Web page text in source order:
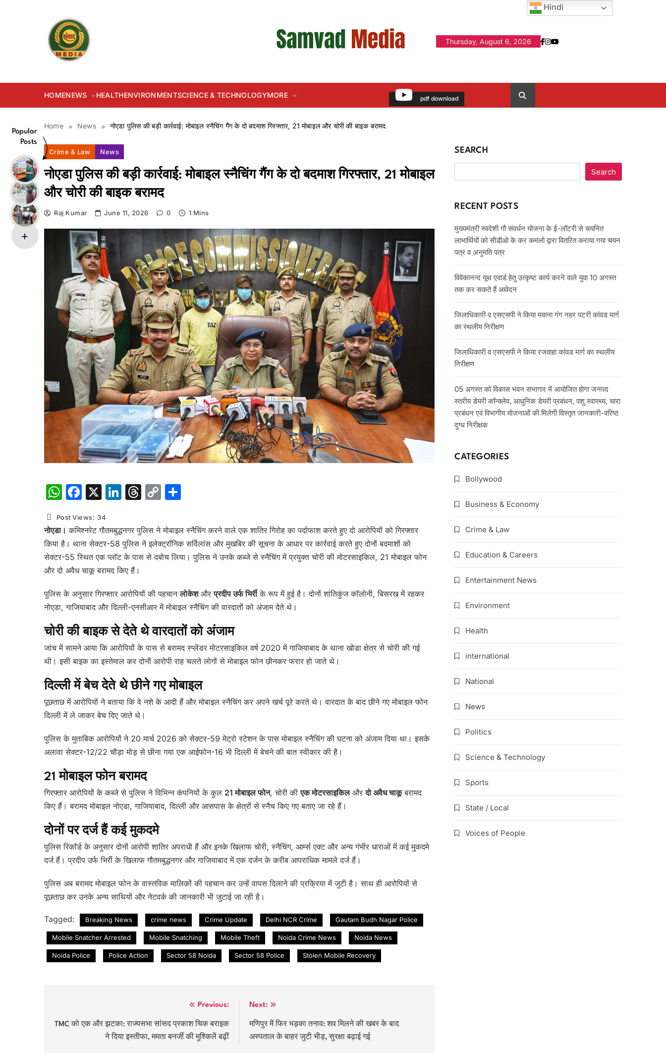
Thursday, August 6, 2026
HOMENEWS HEALTHENVIRONMENTSCIENCE & TECHNOLOGYMORE pdf download
Home News नोएडा पुलिस की बड़ी कार्रवाई: मोबाइल स्नैचिंग गैंग के दो बदमाश गिरफ्तार, 21 मोबाइल और चोरी की बाइक बरामद
Popular
Posts
Crime & Law News
नोएडा पुलिस की बड़ी कार्रवाई: मोबाइल स्नैचिंग गैंग के दो बदमाश गिरफ्तार, 21 मोबाइल
और चोरी की बाइक बरामद
Raj Kumar June 11, 2026 0 1 Mins
WhatsApp
Facebook
X LinkedIn
Threads
Copy
Post Views: 34
नोएडा। कमिश्नरेट गौतमबुद्धनगर पुलिस ने मोबाइल स्नैचिंग करने वाले एक शातिर गिरोह का पर्दाफाश करते हुए दो आरोपियों को गिरफ्तार
किया है। थाना सेक्टर-58 पुलिस ने इलेक्ट्रॉनिक सर्विलांस और मुखबिर की सूचना के आधार पर कार्रवाई करते हुए दोनों बदमाशों को
सेक्टर-55 स्थित एक प्लॉट के पास से दबोच लिया। पुलिस ने उनके कब्जे से स्नैचिंग में प्रयुक्त चोरी की मोटरसाइकिल, 21 मोबाइल फोन
और दो अवैध चाकू बरामद किए हैं।
पुलिस के अनुसार गिरफ्तार आरोपियों की पहचानलोकेशऔरप्रदीप उर्फ भिर्रीके रूप में हुई है। दोनों शांतिकुंज कॉलोनी, बिसरख में रहकर
नोएडा, गाजियाबाद और दिल्ली-एनसीआर में मोबाइल स्नैचिंग की वारदातों को अंजाम देते थे।
चोरी की बाइक से देते थे वारदातों को अंजाम
जांच में सामने आया कि आरोपियों के पास से बरामद स्प्लेंडर मोटरसाइकिल वर्ष 2020 में गाजियाबाद के थाना खोडा क्षेत्र से चोरी की गई
थी। इसी बाइक का इस्तेमाल कर दोनों आरोपी राह चलते लोगों से मोबाइल फोन छीनकर फरार हो जाते थे।
दिल्ली में बेच देते थे छीने गए मोबाइल
पूछताछ में आरोपियों ने बताया कि वे नशे के आदी हैं और मोबाइल स्नैचिंग कर अपने खर्च पूरे करते थे। वारदात के बाद छीने गए मोबाइल फोन
दिल्ली में ले जाकर बेच दिए जाते थे।
पुलिस के मुताबिक आरोपियों ने 20 मार्च 2026 को सेक्टर-59 मेट्रो स्टेशन के पास मोबाइल स्नैचिंग की घटना को अंजाम दिया था। इसके
अलावा सेक्टर-12/22 चौड़ा मोड़ से छीना गया एक आईफोन-16 भी दिल्ली में बेचने की बात स्वीकार की है।
21 मोबाइल फोन बरामद
गिरफ्तार आरोपियों के कब्जे से पुलिस ने विभिन्न कंपनियों के कुल 21 मोबाइल फोन, चोरी कीएक मोटरसाइकिलऔरदो अवैध चाकूबरामद
किए हैं। बरामद मोबाइल नोएडा, गाजियाबाद, दिल्ली और आसपास के क्षेत्रों से स्नैच किए गए बताए जा रहे हैं।
दोनों पर दर्ज हैं कई मुकदमे
पुलिस रिकॉर्ड के अनुसार दोनों आरोपी शातिर अपराधी हैं और इनके खिलाफ चोरी, स्नैचिंग, आर्म्स एक्ट और अन्य गंभीर धाराओं में कई मुकदमे
दर्ज हैं। प्रदीप उर्फ भिर्री के खिलाफ गौतमबुद्धनगर और गाजियाबाद में एक दर्जन के करीब आपराधिक मामले दर्ज हैं।
पुलिस अब बरामद मोबाइल फोन के वास्तविक मालिकों की पहचान कर उन्हें वापस दिलाने की प्रक्रिया में जुटी है। साथ ही आरोपियों से
पूछताछ कर उनके अन्य साथियों और नेटवर्क की जानकारी भी जुटाई जा रही है।
Tagged: Breaking News crime news Crime Update Delhi NCR Crime Gautam Budh Nagar Police
Mobile Snatcher Arrested Mobile Snatching Mobile Theft Noida Crime News Noida News
Noida Police Police Action Sector 58 Noida Sector 58 Police Stolen Mobile Recovery
navigation
Previous:
TMC को एक और झटका: राज्यसभा सांसद प्रकाश चिक बराइक
ने दिया इस्तीफा, ममता बनर्जी की मुश्किलें बढ़ीं
Next:
मणिपुर में फिर भड़का तनाव: शव मिलने की खबर के बाद
अस्पताल के बाहर जुटी भीड़, सुरक्षा बढ़ाई गई
SEARCH
Search
RECENT POSTS
मुख्यमंत्री स्वदेशी गौ संवर्धन योजना के ई-लॉटरी से चयनित
लाभार्थियों को सीडीओ के कर कमलो द्वारा वितरित कराया गया चयन
पत्र व अनुमति पत्र
विवेकानन्द यूथ एवार्ड हेतु उत्कृष्ट कार्य करने वाले युवा 10 अगस्त
तक कर सकते हैं आवेदन
जिलाधिकारी व एसएसपी ने किया मवाना गंग नहर पटरी कांवड मार्ग
का स्थलीय निरीक्षण
जिलाधिकारी व एसएसपी ने किया रजवाहा कांवड मार्ग का स्थलीय
निरीक्षण
05 अगस्त को विकास भवन सभागार में आयोजित होगा जनपद
स्तरीय डेयरी कॉन्क्लेव, आधुनिक डेयरी प्रबंधन, पशु स्वास्थ्य, चारा
प्रबंधन एवं विभागीय योजनाओं की मिलेगी विस्तृत जानकारी-वरिष्ठ
दुग्ध निरीक्षक
CATEGORIES
Bollywood
Business & Economy
Crime & Law
Education & Careers
Entertainment News
Environment
Health
international
National
News
Politics
Science & Technology
Sports
State / Local
Voices of People
Hindi